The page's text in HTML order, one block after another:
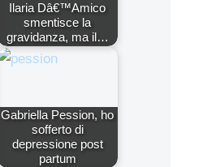
Ilaria Dâ€™Amico
smentisce la
gravidanza, ma il…
Gabriella Pession, ho
sofferto di
depressione post
partum